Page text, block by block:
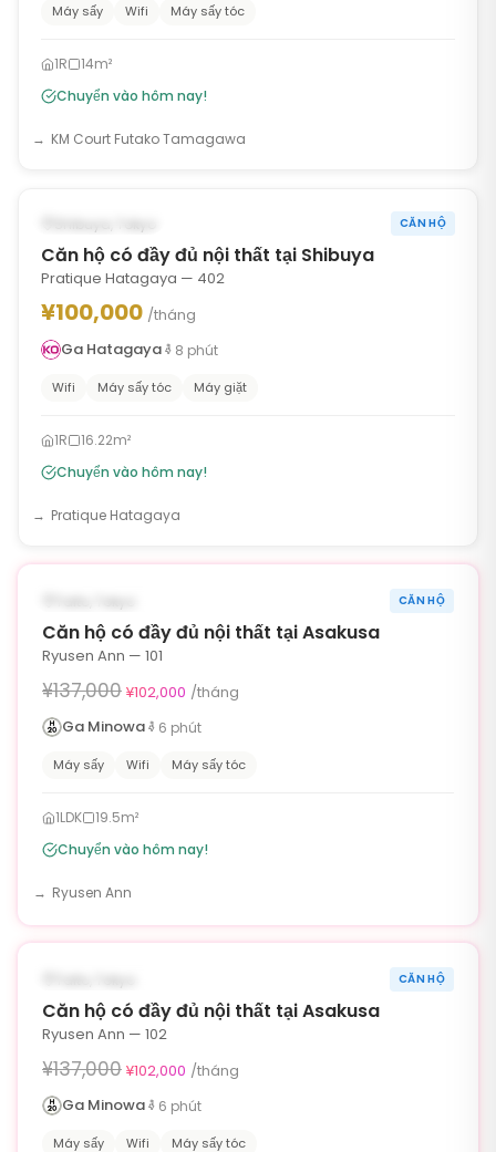
Máy sấy Wifi Máy sấy tóc
1R
14m²
Chuyển vào hôm nay!
KM Court Futako Tamagawa
Shibuya, Tokyo CĂN HỘ
Căn hộ có đầy đủ nội thất tại Shibuya
Pratique Hatagaya — 402
¥100,000 /tháng
Ga Hatagaya
8 phút
Wifi Máy sấy tóc Máy giặt
1R
16.22m²
Chuyển vào hôm nay!
Pratique Hatagaya
¥35,000 OFF
‹ ›
CĂN HỘ
Căn hộ có đầy đủ nội thất tại Asakusa
Ryusen Ann — 101
¥137,000 ¥102,000 /tháng
Ga Minowa
6 phút
Máy sấy Wifi Máy sấy tóc
1LDK
19.5m²
Chuyển vào hôm nay!
Ryusen Ann
¥35,000 OFF
‹ ›
CĂN HỘ
Căn hộ có đầy đủ nội thất tại Asakusa
Ryusen Ann — 102
¥137,000 ¥102,000 /tháng
Ga Minowa
6 phút
Máy sấy Wifi Máy sấy tóc